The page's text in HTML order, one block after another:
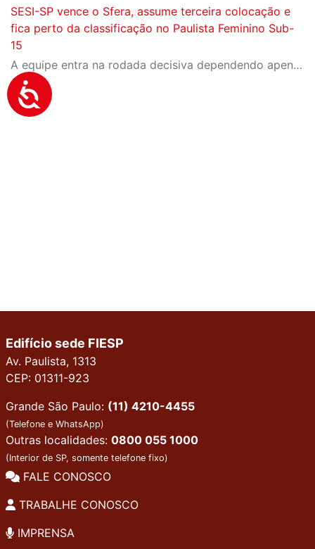
SESI-SP vence o Sfera, assume terceira colocação e
fica perto da classificação no Paulista Feminino Sub-
15
A equipe entra na rodada decisiva dependendo apenas de seus próprios resultados para avançar ao mata-mata
Edifício sede FIESP
Av. Paulista, 1313
CEP: 01311-923
Grande São Paulo: (11) 4210-4455
(Telefone e WhatsApp)
Outras localidades: 0800 055 1000
(Interior de SP, somente telefone fixo)
FALE CONOSCO
TRABALHE CONOSCO
IMPRENSA